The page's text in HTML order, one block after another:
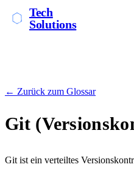
Tech
Solutions
← Zurück zum Glossar
Git
Git ist ein verteiltes